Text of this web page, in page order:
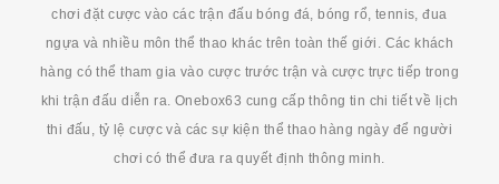
chơi đặt cược vào các trận đấu bóng đá, bóng rổ, tennis, đua
ngựa và nhiều môn thể thao khác trên toàn thế giới. Các khách
hàng có thể tham gia vào cược trước trận và cược trực tiếp trong
khi trận đấu diễn ra. Onebox63 cung cấp thông tin chi tiết về lịch
thi đấu, tỷ lệ cược và các sự kiện thể thao hàng ngày để người
chơi có thể đưa ra quyết định thông minh.